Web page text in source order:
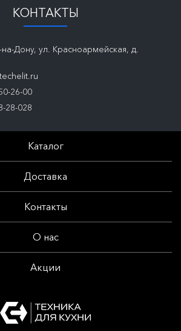
КОНТАКТЫ
на-Дону, ул. Красноармейская, д.
26-00
28-028
Каталог
Доставка
Контакты
О нас
Акции